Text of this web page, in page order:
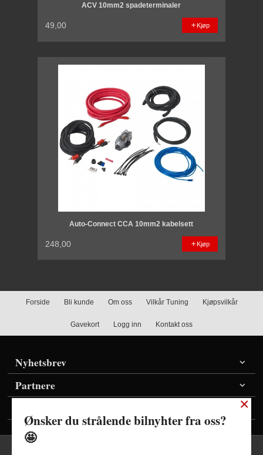
ACV 10mm2 spadeterminaler
49,00 Kjøp
Auto-Connect CCA 10mm2 kabelsett
248,00 Kjøp
Forside Bli kunde Om oss Vilkår Tuning Kjøpsvilkår
Gavekort Logg inn Kontakt oss
Nyhetsbrev
Partnere
×
Ønsker du strålende bilnyhter fra oss?
🤩